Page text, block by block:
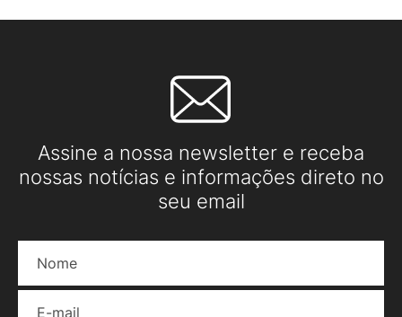
Assine a nossa newsletter e receba
nossas notícias e informações direto no
seu email